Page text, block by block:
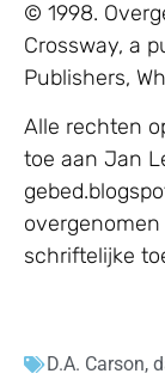
© 1998.
Crossway, a
Publishers,
Alle rechten
toe aan Jan
schriftelijke
D.A. Carson,